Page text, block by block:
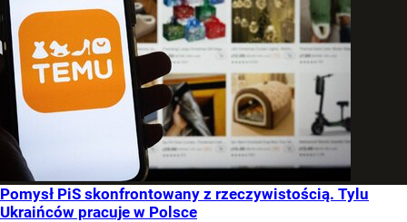
Pomysł PiS skonfrontowany z rzeczywistością. Tylu
Ukraińców pracuje w Polsce